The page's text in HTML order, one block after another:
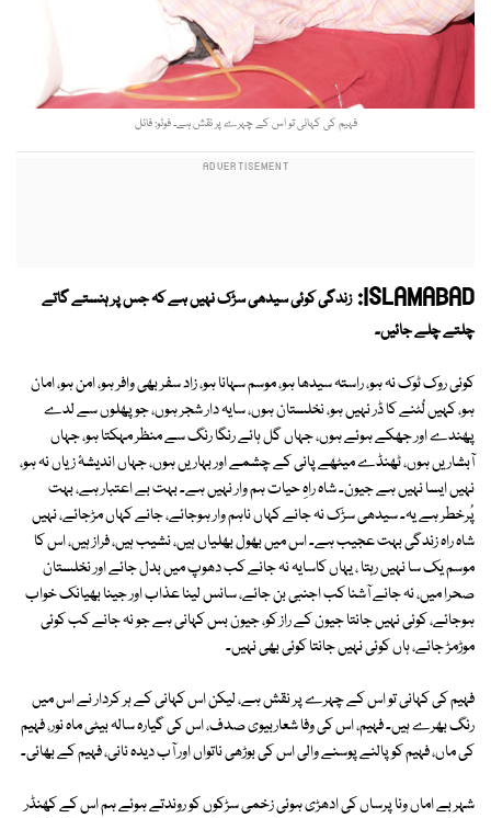
فہیم کی کہانی تو اس کے چہرے پر نقش ہے۔ فوٹو: فائل
ISLAMABAD: زندگی کوئی سیدھی سڑک نہیں ہے کہ جس پر ہنستے گاتے
چلتے چلے جائیں۔
کوئی روک ٹوک نہ ہو، راستہ سیدھا ہو، موسم سہانا ہو، زاد سفر بھی وافر ہو، امن ہو، امان
ہو، کہیں لُٹنے کا ڈر نہیں ہو، نخلستان ہوں، سایہ دار شجر ہوں، جو پھلوں سے لدے
پھندے اور جھکے ہوئے ہوں، جہاں گل ہائے رنگا رنگ سے منظر مہکتا ہو، جہاں
آبشاریں ہوں، ٹھنڈے میٹھے پانی کے چشمے اور بہاریں ہوں، جہاں اندیشۂ زیاں نہ ہو،
نہیں ایسا نہیں ہے جیون۔ شاہ راہِ حیات ہم وار نہیں ہے۔ بہت بے اعتبار ہے، بہت
پُرخطر ہے یہ۔ سیدھی سڑک نہ جانے کہاں ناہم وار ہوجائے، جانے کہاں مڑجائے، نہیں
شاہ راہ زندگی بہت عجیب ہے۔ اس میں بھول بھلیاں ہیں، نشیب ہیں، فراز ہیں، اس کا
موسم یک سا نہیں رہتا ، یہاں کاسایہ نہ جانے کب دھوپ میں بدل جائے اور نخلستان
صحرا میں، نہ جانے آشنا کب اجنبی بن جائے، سانس لینا عذاب اور جینا بھیانک خواب
ہوجائے، کوئی نہیں جانتا جیون کے راز کو، جیون بس کہانی ہے جو نہ جانے کب کوئی
موڑمڑ جائے، ہاں کوئی نہیں جانتا کوئی بھی نہیں۔
فہیم کی کہانی تو اس کے چہرے پر نقش ہے، لیکن اس کہانی کے ہر کردار نے اس میں
رنگ بھرے ہیں۔ فہیم، اس کی وفا شعاربیوی صدف، اس کی گیارہ سالہ بیٹی ماہ نور، فہیم
کی ماں، فہیم کو پالنے پوسنے والی اس کی بوڑھی ناتواں اور آب دیدہ نانی، فہیم کے بھائی۔
شہر بے اماں ونا پرساں کی ادھڑی ہوئی زخمی سڑکوں کو روندتے ہوئے ہم اس کے کھنڈر